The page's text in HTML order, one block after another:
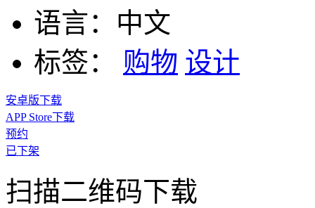
语言： 中文
标签：
购物 设计
安卓版下载
APP Store下载
预约
已下架
扫描二维码下载